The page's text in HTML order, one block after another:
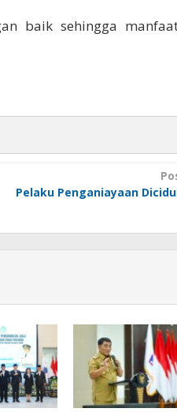
baik sehingga
Pelaku Penganiayaan